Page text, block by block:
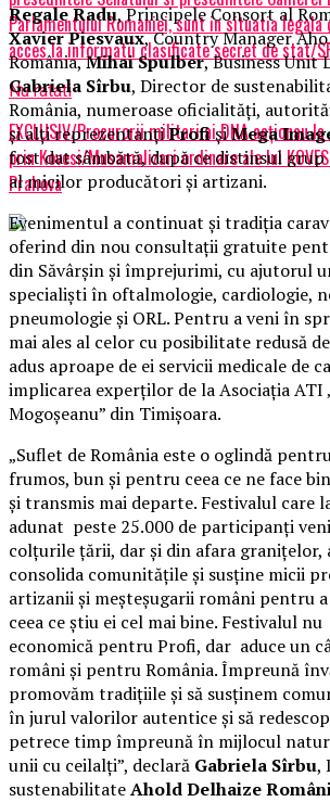
Parlamentului Romaniei, sunt in situatia legala
acces la informatii clasificate secret de stat/
Nu ratati
EXCLUSIV/Procurorii militari ai DNA acţionau
prin Kovesi/Musamalizari ordinare ale lui
Prahova
Regale Radu, Principele Consort al
Xavier Piesvaux, Country Manager
România,Mihai Spulber, Business Unit
Gabriela Sîrbu, Director de
România, numeroase oficialități,
și alți reprezentanțiProfișiMega
fost dat sâmbătă, după ce distinsul
al micilor producători și artizani.
Evenimentul a continuat și tradiția
oferind din nou consultații gratuite
din Săvârșin și împrejurimi, cu ajutorul
specialiști în oftalmologie, cardiologie,
pneumologie și ORL. Pentru a veni în
mai ales al celor cu posibilitate redusă
adus aproape de ei servicii medicale de
implicarea experților de la Asociația ATI
Mogoșeanu” din Timișoara.
„Suflet de România este o oglindă
frumos, bun și pentru ceea ce ne face
și transmis mai departe. Festivalul care
adunat peste 25.000 de participanți
colțurile țării, dar și din afara granițelor,
consolida comunitățile și susține micii
artizanii și meșteșugarii români pentru
ceea ce știu ei cel mai bine. Festivalul
economică pentru Profi, dar aduce un
români și pentru România. Împreună
promovăm tradițiile și să susținem
în jurul valorilor autentice și să
petrece timp împreună în mijlocul
unii cu ceilalți”, declară Gabriela Sîrbu,
sustenabilitateAhold Delhaize